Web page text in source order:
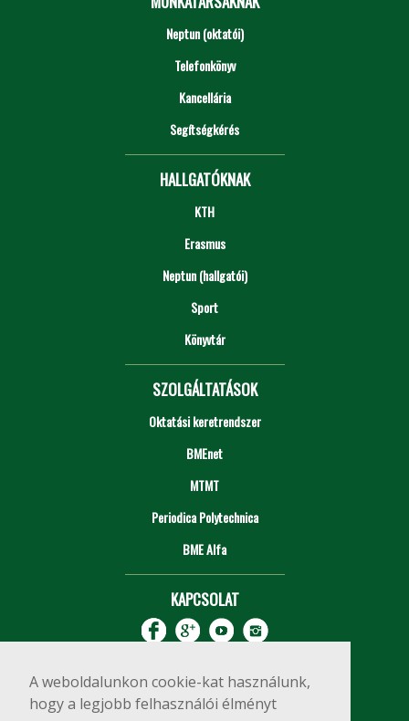
A weboldalunkon cookie-kat használunk,
hogy a legjobb felhasználói élményt
Neptun (oktatói)
Telefonkönyv
Kancellária
Segítségkérés
HALLGATÓKNAK
KTH
Erasmus
Neptun (hallgatói)
Sport
Könyvtár
SZOLGÁLTATÁSOK
Oktatási keretrendszer
BMEnet
MTMT
Periodica Polytechnica
BME Alfa
KAPCSOLAT